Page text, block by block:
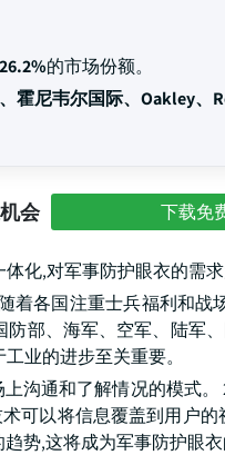
26.2%的市场份额。
霍尼韦尔国际、Oakley、
会 下载免
化,对军事防护眼衣的需求
各国注重士兵福利和战
部、海军、空军、陆军
业的进步至关重要。
通和了解情况的模式。
可以将信息覆盖到用户
势,这将成为军事防护眼衣